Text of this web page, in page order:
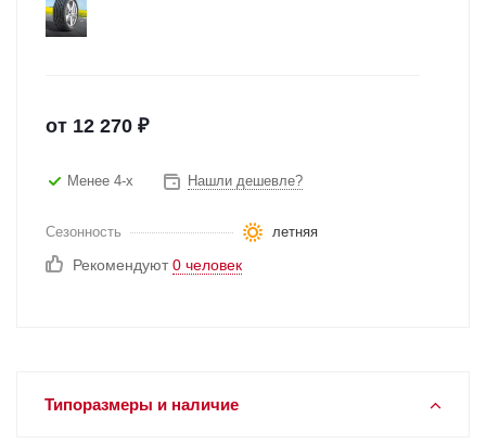
от 12 270 ₽
Менее 4-х Нашли дешевле?
Сезонность летняя
Рекомендуют0 человек
Типоразмеры и наличие